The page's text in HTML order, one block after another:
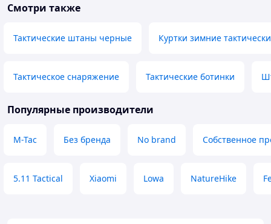
Смотри также
Тактические штаны черные Куртки зимние
Тактическое снаряжение Тактические ботинки
Популярные производители
M-Tac Без бренда No brand Собственное
5.11 Tactical Xiaomi Lowa NatureHike